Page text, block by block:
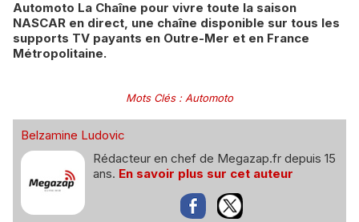
Automoto La Chaîne pour vivre toute la saison
NASCAR en direct, une chaîne disponible sur tous les
supports TV payants en Outre-Mer et en France
Métropolitaine.
Mots Clés:Automoto
Belzamine Ludovic
Rédacteur en chef de Megazap.fr depuis 15
ans. En savoir plus sur cet auteur